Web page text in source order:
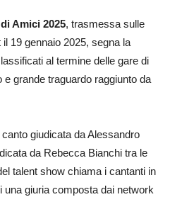
Amici 2025, trasmessa sulle
19 gennaio 2025, segna la
al termine delle gare di
e grande traguardo raggiunto da
giudicata da Alessandro
da Rebecca Bianchi tra le
talent show chiama i cantanti in
giuria composta dai network